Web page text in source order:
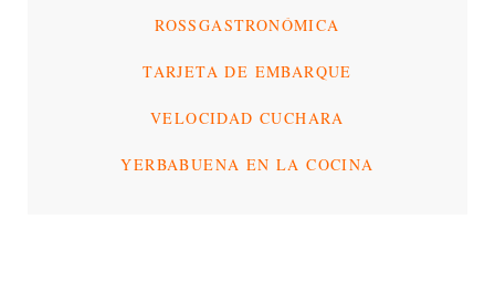
ROSSGASTRONÓMICA
TARJETA DE EMBARQUE
VELOCIDAD CUCHARA
YERBABUENA EN LA COCINA